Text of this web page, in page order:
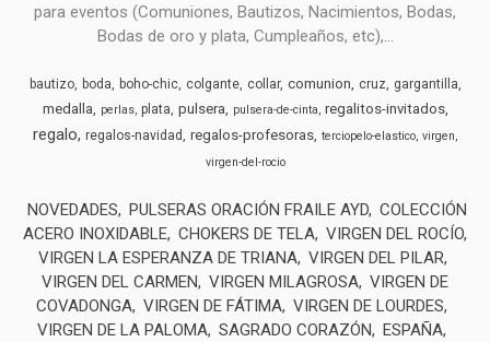
para eventos (Comuniones, Bautizos, Nacimientos, Bodas,
Bodas de oro y plata, Cumpleaños, etc),...
bautizo boda boho-chic colgante collar comunion cruz gargantilla
medalla perlas plata pulsera pulsera-de-cinta regalitos-invitados
regalo regalos-navidad regalos-profesoras terciopelo-elastico virgen
virgen-del-rocio
NOVEDADES PULSERAS ORACIÓN FRAILE AYD COLECCIÓN
ACERO INOXIDABLE CHOKERS DE TELA VIRGEN DEL ROCÍO
VIRGEN LA ESPERANZA DE TRIANA VIRGEN DEL PILAR
VIRGEN DEL CARMEN
VIRGEN MILAGROSA VIRGEN DE
COVADONGA VIRGEN DE FÁTIMA VIRGEN DE LOURDES
VIRGEN DE LA PALOMA SAGRADO CORAZÓN
ESPAÑA